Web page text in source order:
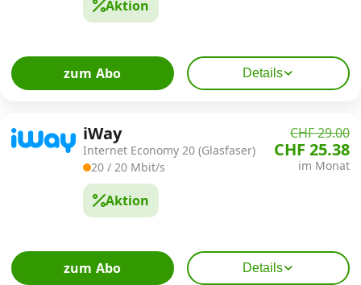
Kombi-Angebote
Aktionen
Aktion
zum Abo Details
iWay
Internet Economy 20 (Glasfaser)
20 / 20 Mbit/s
Aktion
CHF 29.00
CHF 25.38
im Monat
zum Abo Details